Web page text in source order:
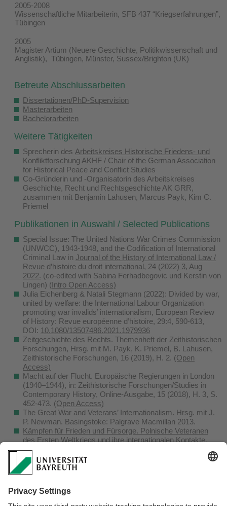
2005-2008
Wissenschaftliche Mitarbeiterin, SFB 437 “Kriegserfahrungen”,
Tübingen
2005
Magister Artium (Neuere Geschichte, Politikwissenschaft und
Anglistik), Tübingen, Münster, Sussex/Brighton (UK)
Betreute Abschlussarbeiten
Dissertationen/PhD-Supervision
Masterarbeiten
Bachelorarbeiten
Weitere Tätigkeiten
Sprecherin des Arbeitskreises Historische Friedens- und
Konfliktforschung AKHF / Chair of the German Association
for Historical Peace and Conflict Studies
Co-Gründerin und -Organisatorin des Arbeitskreises
Geschichte, Recht und Rechtsgeschichte AK GRR,
zusammen mit Benjamin Lahusen, Marcus Payk, Kim C.
Priemel
Publikationen in Auswahl / Selected Publications
Special Issue: The United Nations War Crimes Commission
(UNWCC), 1943-1948, and the Codification of International
Criminal Law in Journal of the History of International Law /
Revue d’histoire du droit international, 24 (2022) 3, Aug
2022. (co-edited with Sabina Ferhadbegovic und Kerstin von
Lingen) (Intro Open Access)
Julia Eichenberg & Natali Stegmann (2022): Divided by war,
united by welfare: the International Labour Organization
promoting war invalids’ internationalism, European Review
of History: Revue européenne d’histoire, 29:4, 590-613,
DOI: 10.1080/13507486.2021.1979936
Zeitgeschichte des Rechts. Themenheft der Zeithistorischen
Forschungen, Hrsg. mit M. Payk, K. Priemel, B. Lahusen,
Zeithistorische Forschungen, 16 (2019), H. 2. (Open
Access)
Macht auf der Flucht. Europäische Regierungen in London
(1940–1944), in: Zeithistorische Forschungen/Studies in
Contemporary History, Online-Ausgabe, 15 (2018), H. 3, S.
452-473. (Open Access)
The Great War and Veterans’ Internationalism. Hrsg. mit J.
P. Newman. Basingstoke: Palgrave Macmillan 2013.
Kämpfen für Frieden und Fürsorge. Polnische Veteranen
des Ersten Weltkriegs und ihre internationalen Kontakte,
1918-1939 (Studien zur Internationalen Geschichte, Bd. 27)
München/Oldenbourg 2011.
Aftershocks. Violence in Dissolving Empires after the First
World War
Newman.